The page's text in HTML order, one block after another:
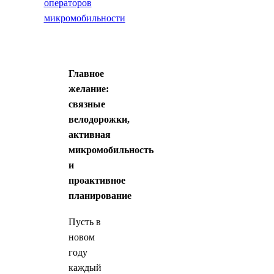
операторов
микромобильности
Главное
желание:
связные
велодорожки,
активная
микромобильность
и
проактивное
планирование
Пусть в
новом
году
каждый